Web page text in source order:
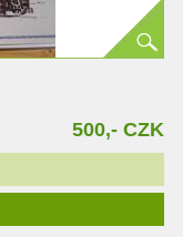
500,- CZK